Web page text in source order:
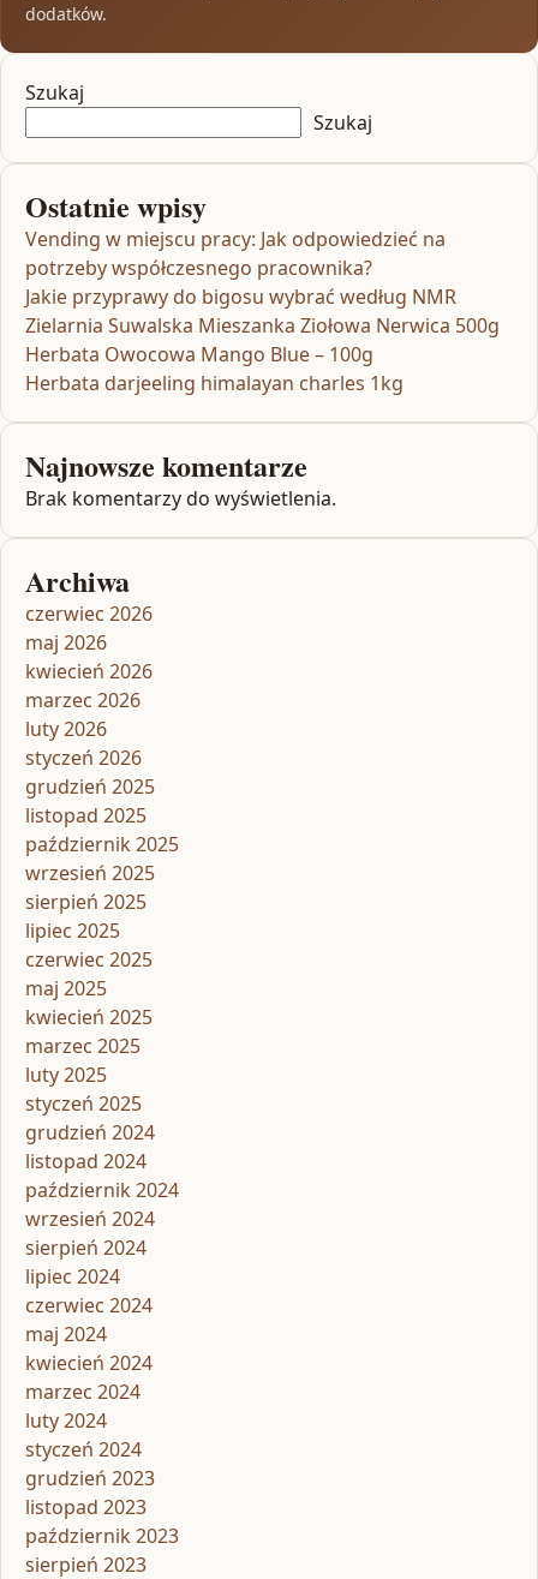
dodatków.
Szukaj
Szukaj
Ostatnie wpisy
Vending w miejscu pracy: Jak odpowiedzieć na
potrzeby współczesnego pracownika?
Jakie przyprawy do bigosu wybrać według NMR
Zielarnia Suwalska Mieszanka Ziołowa Nerwica 500g
Herbata Owocowa Mango Blue – 100g
Herbata darjeeling himalayan charles 1kg
Najnowsze komentarze
Brak komentarzy do wyświetlenia.
Archiwa
czerwiec 2026
maj 2026
kwiecień 2026
marzec 2026
luty 2026
styczeń 2026
grudzień 2025
listopad 2025
październik 2025
wrzesień 2025
sierpień 2025
lipiec 2025
czerwiec 2025
maj 2025
kwiecień 2025
marzec 2025
luty 2025
styczeń 2025
grudzień 2024
listopad 2024
październik 2024
wrzesień 2024
sierpień 2024
lipiec 2024
czerwiec 2024
maj 2024
kwiecień 2024
marzec 2024
luty 2024
styczeń 2024
grudzień 2023
listopad 2023
październik 2023
sierpień 2023